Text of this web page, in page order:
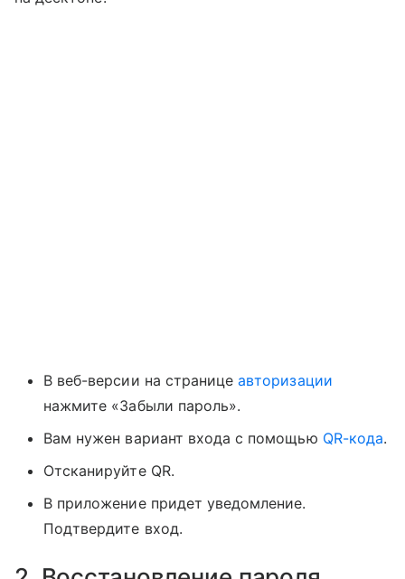
В веб-версии на страницеавторизации
нажмите «Забыли пароль».
Вам нужен вариант входа с помощью QR-кода.
Отсканируйте QR.
В приложение придет уведомление.
Подтвердите вход.